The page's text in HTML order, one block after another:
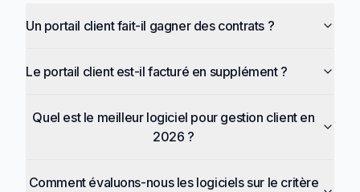
Un portail client fait-il gagner des contrats ?
Le portail client est-il facturé en supplément ?
Quel est le meilleur logiciel pour gestion client en
2026 ?
Comment évaluons-nous les logiciels sur le critère